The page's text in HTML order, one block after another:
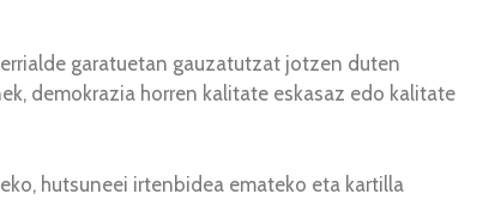
garatuetan gauzatutzat jotzen duten
demokrazia horren kalitate eskasaz edo kalitate
hutsuneei irtenbidea emateko eta kartilla